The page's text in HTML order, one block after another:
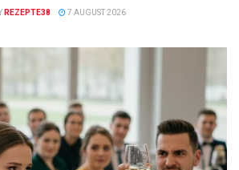
REZEPTE38 7 AUGUST 2026